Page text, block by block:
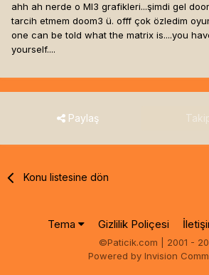
ahh ah nerde o MI3 grafikleri...şimdi gel
tarcih etmem doom3 ü. offf çok özledim
one can be told what the matrix is....you
yourself....
Paylaş
Konu listesine dön
Tema Gizlilik Poliçesi
©Paticik.com | 2001 -
Powered by Invision